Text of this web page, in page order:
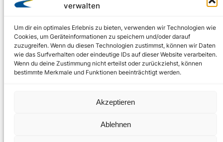
verwalten
Um dir ein optimales Erlebnis zu bieten, verwenden wir Technologien wie
Cookies, um Geräteinformationen zu speichern und/oder darauf
zuzugreifen. Wenn du diesen Technologien zustimmst, können wir Daten
wie das Surfverhalten oder eindeutige IDs auf dieser Website verarbeiten.
Wenn du deine Zustimmung nicht erteilst oder zurückziehst, können
bestimmte Merkmale und Funktionen beeinträchtigt werden.
Akzeptieren
Ablehnen
Freiwillige Spenden für die Aufrechterhaltung
Support us
© 2002 – 2026